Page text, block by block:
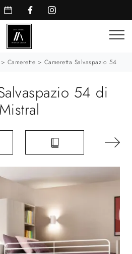
> Camerette > Cameretta Salvaspazio 54
54 di
Mistral